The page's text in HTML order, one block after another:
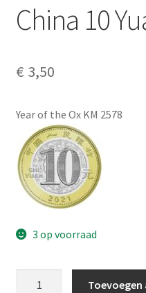
Privacybeleid PMH Enibas
China 10
€ 3,50
Year of the Ox KM 2578
3 op voorraad
Toevoegen